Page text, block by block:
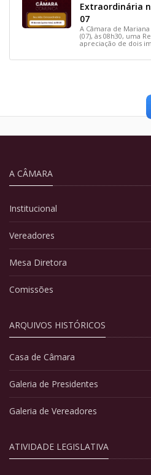
Extraordinária
07
A Câmara de
(07), às 08h30, uma
apreciação de dois
interesse do
A CÂMARA
Institucional
Vereadores
Mesa Diretora
Comissões
ARQUIVOS HISTÓRICOS
Casa de Câmara
Galeria de Presidentes
Galeria de Vereadores
ATIVIDADE LEGISLATIVA